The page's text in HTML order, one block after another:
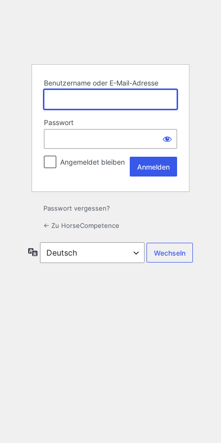
Benutzername oder E-Mail-Adresse
Passwort
Angemeldet bleiben
Passwort vergessen?
← Zu HorseCompetence
Sprache